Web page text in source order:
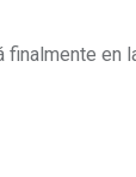
en